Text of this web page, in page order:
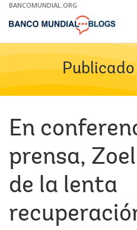
Skip
Main
BANCOMUNDIAL.ORG
En
prensa,
de la lenta